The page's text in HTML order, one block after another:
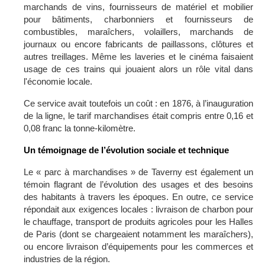
marchands de vins, fournisseurs de matériel et mobilier
pour bâtiments, charbonniers et fournisseurs de
combustibles, maraîchers, volaillers, marchands de
journaux ou encore fabricants de paillassons, clôtures et
autres treillages. Même les laveries et le cinéma faisaient
usage de ces trains qui jouaient alors un rôle vital dans
l'économie locale.
Ce service avait toutefois un coût : en 1876, à l’inauguration
de la ligne, le tarif marchandises était compris entre 0,16 et
0,08 franc la tonne-kilomètre.
Un témoignage de l’évolution sociale et technique
Le « parc à marchandises » de Taverny est également un
témoin flagrant de l’évolution des usages et des besoins
des habitants à travers les époques. En outre, ce service
répondait aux exigences locales : livraison de charbon pour
le chauffage, transport de produits agricoles pour les Halles
de Paris (dont se chargeaient notamment les maraîchers),
ou encore livraison d’équipements pour les commerces et
industries de la région.